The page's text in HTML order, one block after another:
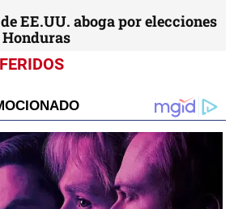
EE.UU. aboga por elecciones